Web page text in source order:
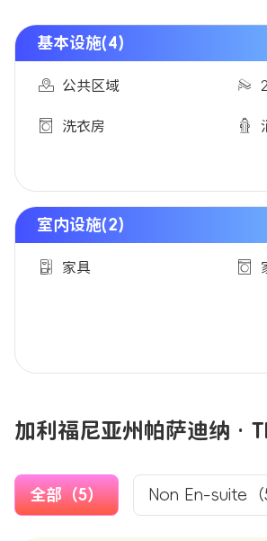
基本设施(4)
公共区域
洗衣房
室内设施(2)
家具
加利福尼亚州帕萨迪纳 ·
全部（5） Non En-suite（